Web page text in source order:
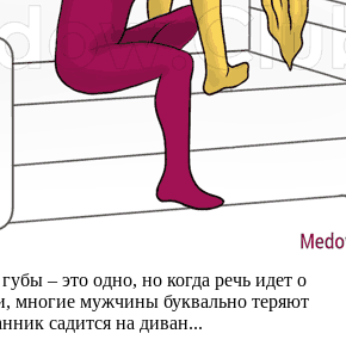
– это одно, но когда речь идет о
многие мужчины буквально теряют
садится на диван...